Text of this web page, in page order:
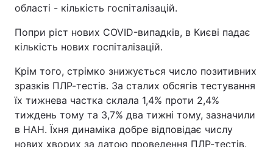
області - кількість госпіталізацій.
Попри ріст нових COVID-випадків, в Києві падає
кількість нових госпіталізацій.
Крім того, стрімко знижується число позитивних
зразків ПЛР-тестів. За сталих обсягів тестування
їх тижнева частка склала 1,4% проти 2,4%
тиждень тому та 3,7% два тижні тому, зазначили
в НАН. Їхня динаміка добре відповідає числу
нових хворих за датою проведення ПЛР-тестів.